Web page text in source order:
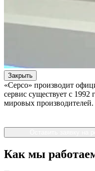
Закрыть
«Серсо» производит
сервис существует с
мировых производителей.
Как мы